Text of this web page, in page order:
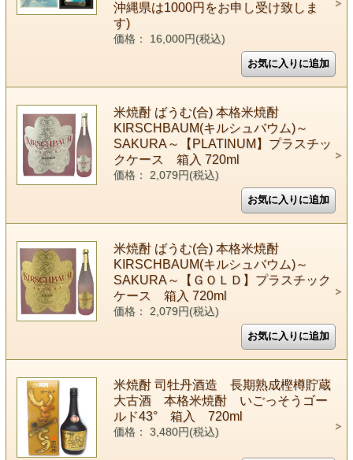
沖縄県は1000円をお申し受け致しま
す)
価格： 16,000円(税込)
米焼酎 ばうむ(合) 本格米焼酎
KIRSCHBAUM(キルシュバウム)～
SAKURA～【PLATINUM】プラスチッ
クケース 箱入 720ml
価格： 2,079円(税込)
米焼酎 ばうむ(合) 本格米焼酎
KIRSCHBAUM(キルシュバウム)～
SAKURA～【ＧＯＬＤ】プラスチック
ケース 箱入 720ml
価格： 2,079円(税込)
米焼酎 司牡丹酒造 長期熟成樫樽貯蔵
大古酒 本格米焼酎 いごっそうゴー
ルド43° 箱入 720ml
価格： 3,480円(税込)